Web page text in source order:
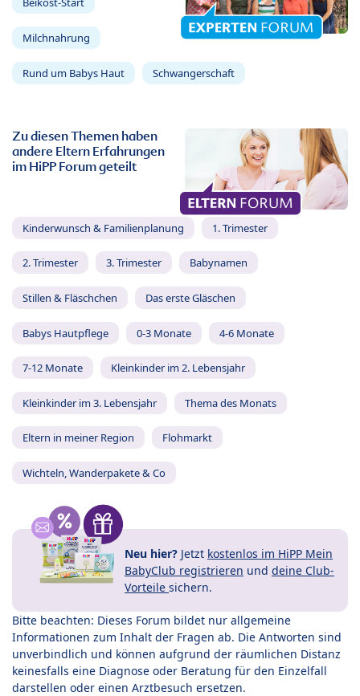
Milchnahrung
Rund um Babys Haut Schwangerschaft
Zu diesen Themen haben
andere Eltern Erfahrungen
im HiPP Forum geteilt
Kinderwunsch & Familienplanung 1. Trimester
2. Trimester 3. Trimester Babynamen
Stillen & Fläschchen Das erste Gläschen
Babys Hautpflege 0-3 Monate 4-6 Monate
7-12 Monate Kleinkinder im 2. Lebensjahr
Kleinkinder im 3. Lebensjahr Thema des Monats
Eltern in meiner Region Flohmarkt
Wichteln, Wanderpakete & Co
Neu hier? Jetzt kostenlos im HiPP Mein
BabyClub registrieren und deine Club-
Vorteile sichern.
Bitte beachten: Dieses Forum bildet nur allgemeine
Informationen zum Inhalt der Fragen ab. Die Antworten sind
unverbindlich und können aufgrund der räumlichen Distanz
keinesfalls eine Diagnose oder Beratung für den Einzelfall
darstellen oder einen Arztbesuch ersetzen.